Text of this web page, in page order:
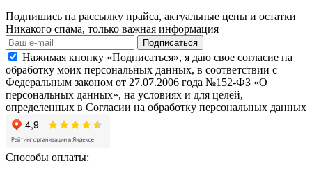
Подпишись на рассылку прайса, актуальные цены и остатки
Никакого спама, только важная информация
Подписаться
Нажимая кнопку «Подписаться», я даю свое согласие на
обработку моих персональных данных, в соответствии с
Федеральным законом от 27.07.2006 года №152-ФЗ «О
персональных данных», на условиях и для целей,
определенных в Согласии на обработку персональных данных
Способы оплаты: